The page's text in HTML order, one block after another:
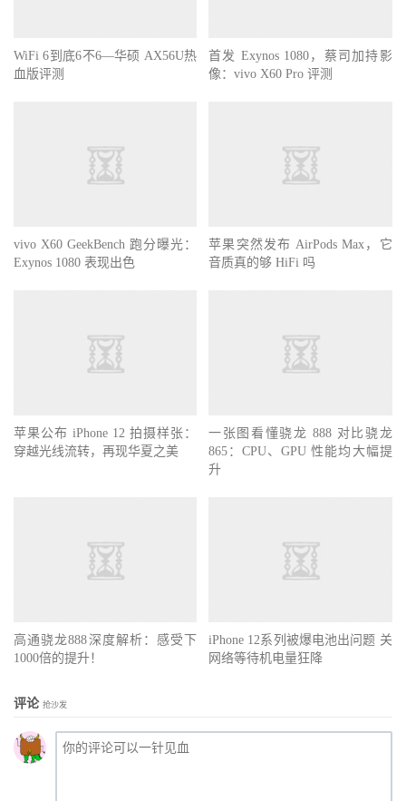
WiFi 6到底6不6—华硕 AX56U热
血版评测
首发 Exynos 1080，蔡司加持影
像：vivo X60 Pro 评测
vivo X60 GeekBench 跑分曝光：
Exynos 1080 表现出色
苹果突然发布 AirPods Max，它
音质真的够 HiFi 吗
苹果公布 iPhone 12 拍摄样张：
穿越光线流转，再现华夏之美
一张图看懂骁龙 888 对比骁龙
865：CPU、GPU 性能均大幅提
升
高通骁龙888深度解析：感受下
1000倍的提升！
iPhone 12系列被爆电池出问题 关
网络等待机电量狂降
评论 抢沙发